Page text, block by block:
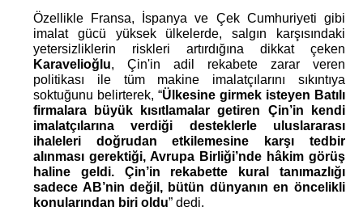
Özellikle Fransa, İspanya ve Çek Cumhuriyeti gibi
imalat gücü yüksek ülkelerde, salgın karşısındaki
Karavelioğlu, Çin'in adil rekabete zarar veren
politikası ile tüm makine imalatçılarını sıkıntıya
soktuğunu belirterek, “Ülkesine girmek isteyen Batılı
firmalara büyük kısıtlamalar getiren Çin’in kendi
imalatçılarına verdiği desteklerle uluslararası
ihaleleri doğrudan etkilemesine karşı tedbir
alınması gerektiği, Avrupa Birliği’nde hâkim görüş
haline geldi. Çin’in rekabette kural tanımazlığı
sadece AB’nin değil, bütün dünyanın en öncelikli
konularından biri oldu” dedi.